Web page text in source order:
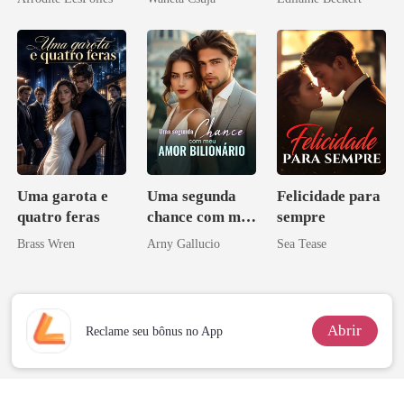
Uma garota e
quatro feras
Brass Wren
Uma segunda
chance com meu
amor bilionário
Arny Gallucio
Felicidade para
sempre
Sea Tease
Reclame seu bônus no App Abrir